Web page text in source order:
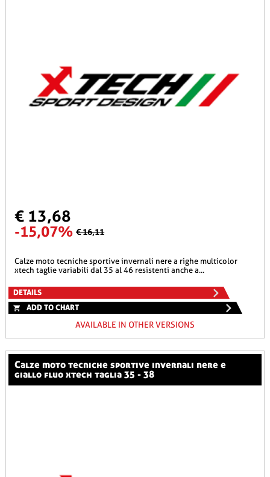
€ 13,68
-15,07% € 16,11
calze moto tecniche sportive invernali nere a righe multicolor
xtech taglie variabili dal 35 al 46 resistenti anche a...
DETAILS
ADD TO CHART
AVAILABLE IN OTHER VERSIONS
calze moto tecniche sportive invernali nere e
giallo fluo xtech taglia 35 - 38